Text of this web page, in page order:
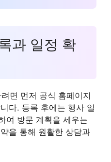
과 일정 확
면 먼저 공식 홈페이지
다. 등록 후에는 행사 일
여 방문 계획을 세우는
을 통해 원활한 상담과